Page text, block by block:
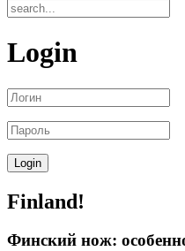
Login
Finland!
Финский нож: